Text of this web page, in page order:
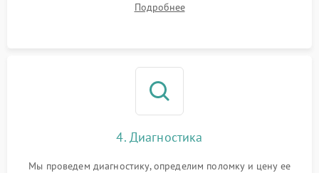
Подробнее
4. Диагностика
Мы проведем диагностику, определим поломку и цену ее